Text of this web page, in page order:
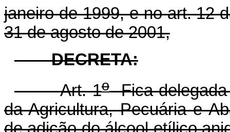
janeiro de 1999, e no art. 12
31 de agosto de 2001,
DECRETA:
Art. 1oFica delegada
da Agricultura, Pecuária e